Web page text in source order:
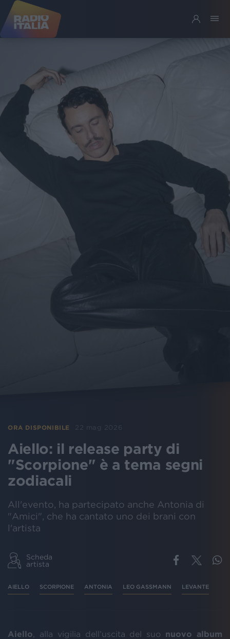
ORA DISPONIBILE 22 mag 2026
Aiello: il release party di
"Scorpione" è a tema segni
zodiacali
All'evento, ha partecipato anche Antonia di
"Amici", che ha cantato uno dei brani con
l'artista
Scheda
artista
AIELLO SCORPIONE ANTONIA LEO GASSMANN LEVANTE
Aiello , alla vigilia dell’uscita del suo nuovo
album